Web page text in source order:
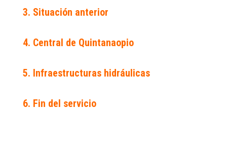
3. Situación anterior
4. Central de Quintanaopio
5. Infraestructuras hidráulicas
6. Fin del servicio